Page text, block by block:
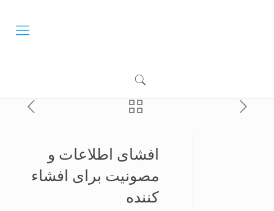
افشای اطلاعات و
مصونیت برای افشاء
کننده